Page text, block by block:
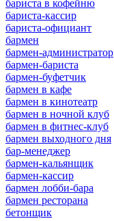
бариста в кофейню
бариста-кассир
бариста-официант
бармен
бармен-администратор
бармен-бариста
бармен-буфетчик
бармен в кафе
бармен в кинотеатр
бармен в ночной клуб
бармен в фитнес-клуб
бармен выходного дня
бар-менеджер
бармен-кальянщик
бармен-кассир
бармен лобби-бара
бармен ресторана
бетонщик